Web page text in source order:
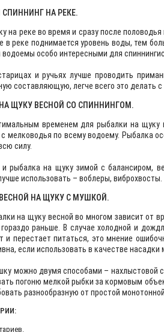
СПИННИНГ НА РЕКЕ.
на реке во время и сразу после
в реке поднимается уровень воды, тем
водоемы особо интересными для
и ручьях лучше проводить
составляющую, легче всего это
ЩУКУ ВЕСНОЙ СО СПИННИНГОМ.
временем для рыбалки на щуку
мелководья по всему водоему. Рыбалка
силу.
рыбалка на щуку зимой с балансиром,
использовать – воблеры,
НА ЩУКУ С МУШКОЙ.
на щуку весной во многом зависит от
гораздо раньше. В случае холодной и
и перестает питаться, это мнение
если использовать в качестве
можно двумя способами – нахлыстовой
погоню мелкой рыбки за кормовым
разнообразную от простой